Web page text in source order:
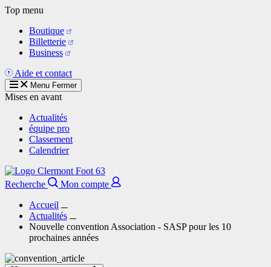
Aller
contenu
principal
Top menu
Boutique
Billetterie
Business
Aide et contact
Menu Fermer
Mises en avant
Actualités
équipe pro
Classement
Calendrier
Recherche
Mon compte
Accueil
Actualités
Nouvelle convention Association - SASP pour les 10
prochaines années